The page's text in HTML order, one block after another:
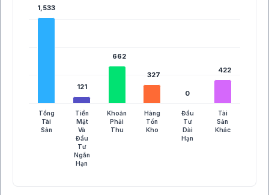
1,533
1,533
121
121
662
662
327
327
0
0
422
422
Tổng
Tài
Sản
Tiền
Mặt
Và
Đầu
Tư
Ngắn
Hạn
Khoản
Phải
Thu
Hàng
Tồn
Kho
Đầu
Tư
Dài
Hạn
Tài
Sản
Khác